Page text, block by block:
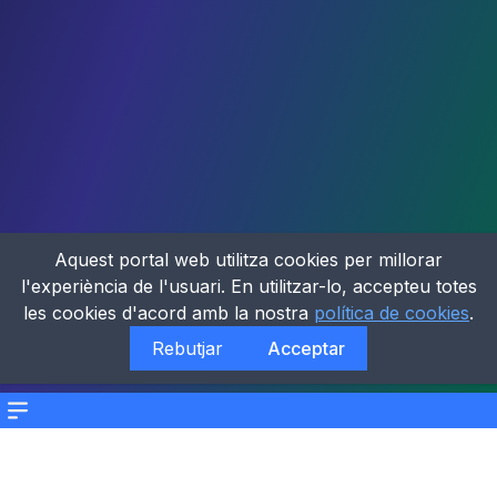
Menu
Aquest portal web utilitza cookies per millorar
l'experiència de l'usuari. En utilitzar-lo, accepteu totes
les cookies d'acord amb la nostra política de cookies.
Rebutjar
Acceptar